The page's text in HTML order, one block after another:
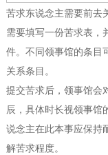
苦求东说念主需要前去
需要填写一份苦求表，
件。不同领事馆的条目
关系条目。
提交苦求后，领事馆会
辰，具体时长视领事馆
说念主在此本事应保持
解苦求程度。